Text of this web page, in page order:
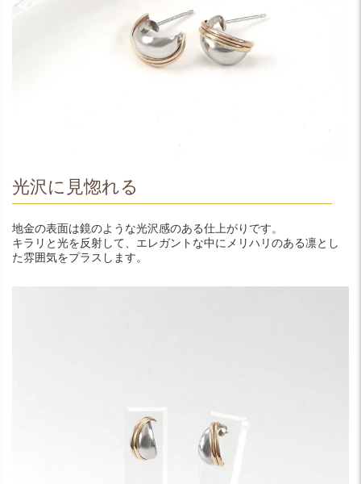
光沢に見惚れる
地金の表面は鏡のような光沢感のある仕上がりです。
キラリと光を反射して、エレガントな中にメリハリのある凛とし
た雰囲気をプラスします。